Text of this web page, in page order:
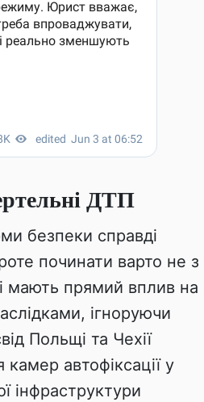
ДТП
безпеки справді
починати варто не з
мають прямий вплив на
ігноруючи
Польщі та Чехії
автофіксації у
інфраструктури